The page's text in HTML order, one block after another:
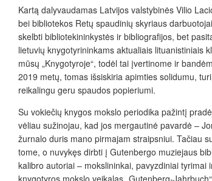
Kartą dalyvaudamas Latvijos valstybinės Vilio
bei bibliotekos Retų spaudinių skyriaus
skelbti bibliotekininkystės ir bibliografijos, bet
lietuvių knygotyrininkams aktualiais lituanistiniais
mūsų „Knygotyroje“, todėl tai įvertinome ir
2019 metų, tomas išsiskiria apimties solidumu,
reikalingu geru spaudos popieriumi.
Su vokiečių knygos mokslo periodika pažintį
vėliau sužinojau, kad jos mergautinė pavardė –
žurnalo duris mano pirmajam straipsniui. Tačiau
tome, o nuvykęs dirbti į Gutenbergo muziejaus
kalibro autoriai – mokslininkai, pavyzdiniai
knygotyros mokslo veikalas „Gutenberg-